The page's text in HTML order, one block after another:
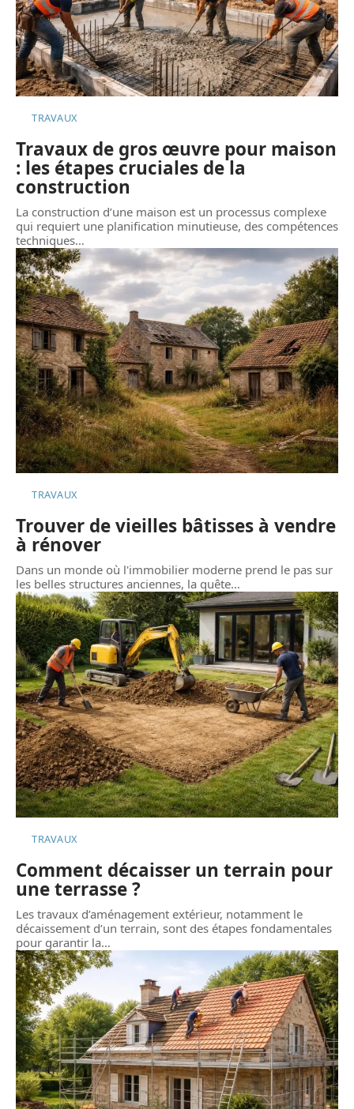
TRAVAUX
Travaux de gros œuvre pour maison
: les étapes cruciales de la
construction
La construction d’une maison est un processus complexe
qui requiert une planification minutieuse, des compétences
techniques…
TRAVAUX
Trouver de vieilles bâtisses à vendre
à rénover
Dans un monde où l'immobilier moderne prend le pas sur
les belles structures anciennes, la quête…
TRAVAUX
Comment décaisser un terrain pour
une terrasse ?
Les travaux d’aménagement extérieur, notamment le
décaissement d’un terrain, sont des étapes fondamentales
pour garantir la…